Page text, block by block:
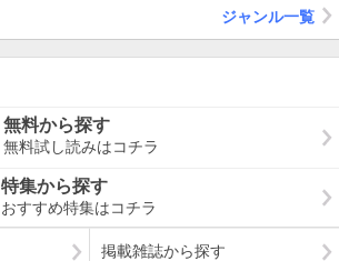
ジャンル一覧
無料から探す
無料試し読みはコチラ
特集から探す
おすすめ特集はコチラ
掲載雑誌から探す